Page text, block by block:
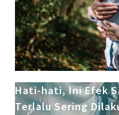
Hati-hati, Ini Efek
Terlalu Sering